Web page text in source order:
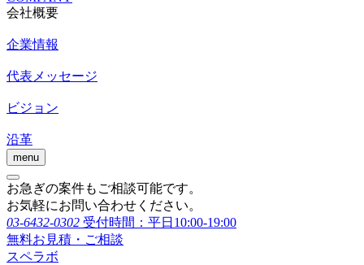
会社概要
企業情報
代表メッセージ
ビジョン
沿革
menu
お急ぎの案件もご相談可能です。
お気軽にお問い合わせください。
03-6432-0302 受付時間：平日10:00-19:00
無料お見積・ご相談
スペラボ